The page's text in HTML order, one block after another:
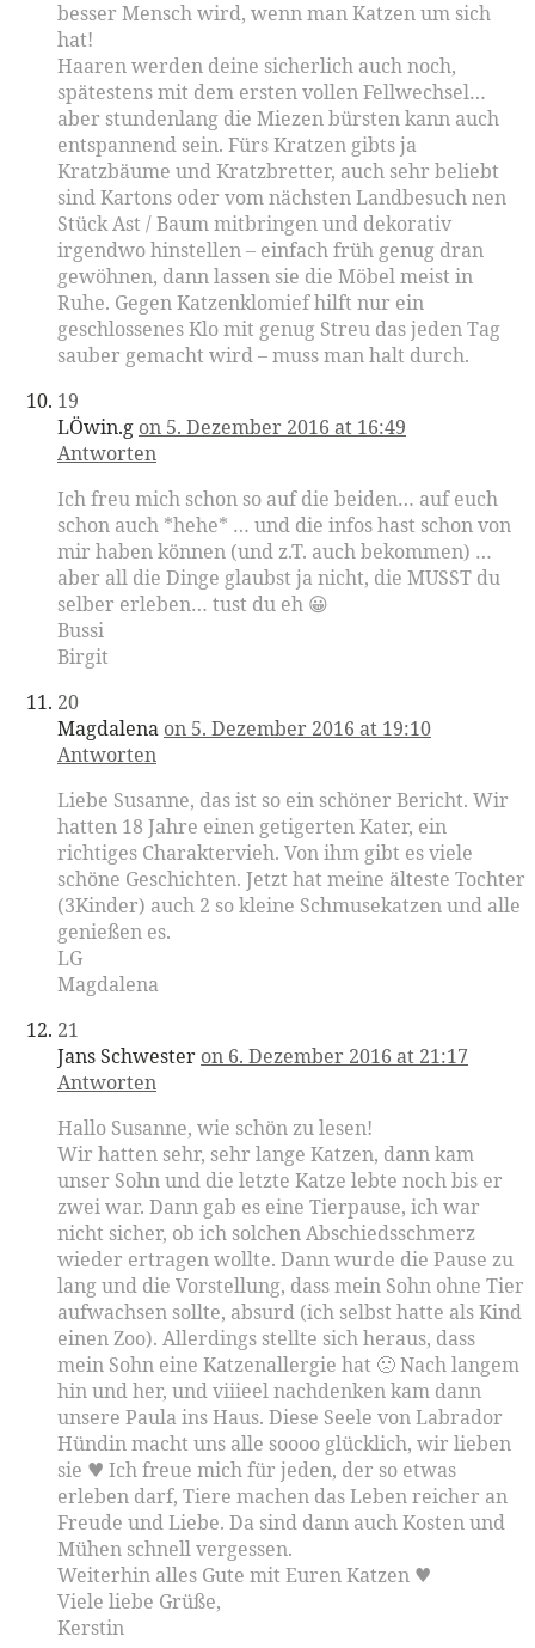
besser Mensch wird, wenn man Katzen um sich
hat!
Haaren werden deine sicherlich auch noch,
spätestens mit dem ersten vollen Fellwechsel…
aber stundenlang die Miezen bürsten kann auch
entspannend sein. Fürs Kratzen gibts ja
Kratzbäume und Kratzbretter, auch sehr beliebt
sind Kartons oder vom nächsten Landbesuch nen
Stück Ast / Baum mitbringen und dekorativ
irgendwo hinstellen – einfach früh genug dran
gewöhnen, dann lassen sie die Möbel meist in
Ruhe. Gegen Katzenklomief hilft nur ein
geschlossenes Klo mit genug Streu das jeden Tag
sauber gemacht wird – muss man halt durch.
19
LÖwin.g on 5. Dezember 2016 at 16:49
Antworten
Ich freu mich schon so auf die beiden… auf euch
schon auch *hehe* … und die infos hast schon von
mir haben können (und z.T. auch bekommen) …
aber all die Dinge glaubst ja nicht, die MUSST du
selber erleben… tust du eh 😀
Bussi
Birgit
20
Magdalena on 5. Dezember 2016 at 19:10
Antworten
Liebe Susanne, das ist so ein schöner Bericht. Wir
hatten 18 Jahre einen getigerten Kater, ein
richtiges Charaktervieh. Von ihm gibt es viele
schöne Geschichten. Jetzt hat meine älteste Tochter
(3Kinder) auch 2 so kleine Schmusekatzen und alle
genießen es.
LG
Magdalena
21
Jans Schwester on 6. Dezember 2016 at 21:17
Antworten
Hallo Susanne, wie schön zu lesen!
Wir hatten sehr, sehr lange Katzen, dann kam
unser Sohn und die letzte Katze lebte noch bis er
zwei war. Dann gab es eine Tierpause, ich war
nicht sicher, ob ich solchen Abschiedsschmerz
wieder ertragen wollte. Dann wurde die Pause zu
lang und die Vorstellung, dass mein Sohn ohne Tier
aufwachsen sollte, absurd (ich selbst hatte als Kind
einen Zoo). Allerdings stellte sich heraus, dass
mein Sohn eine Katzenallergie hat 🙁 Nach langem
hin und her, und viiieel nachdenken kam dann
unsere Paula ins Haus. Diese Seele von Labrador
Hündin macht uns alle soooo glücklich, wir lieben
sie ♥ Ich freue mich für jeden, der so etwas
erleben darf, Tiere machen das Leben reicher an
Freude und Liebe. Da sind dann auch Kosten und
Mühen schnell vergessen.
Weiterhin alles Gute mit Euren Katzen ♥
Viele liebe Grüße,
Kerstin